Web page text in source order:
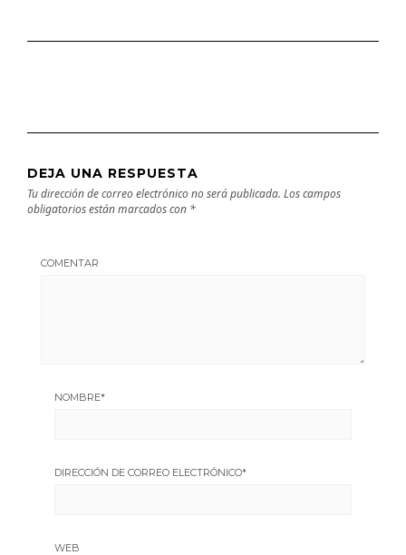
DEJA UNA RESPUESTA
Tu dirección de correo electrónico no será publicada. Los campos
obligatorios están marcados con *
COMENTAR
NOMBRE*
DIRECCIÓN DE CORREO ELECTRÓNICO*
WEB